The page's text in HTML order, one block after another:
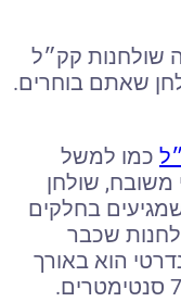
קק״ל
שאתם בוחרים.
כמו למשל
משובח, שולחן
בחלקים
שכבר
הוא באורך
סנטימטרים.